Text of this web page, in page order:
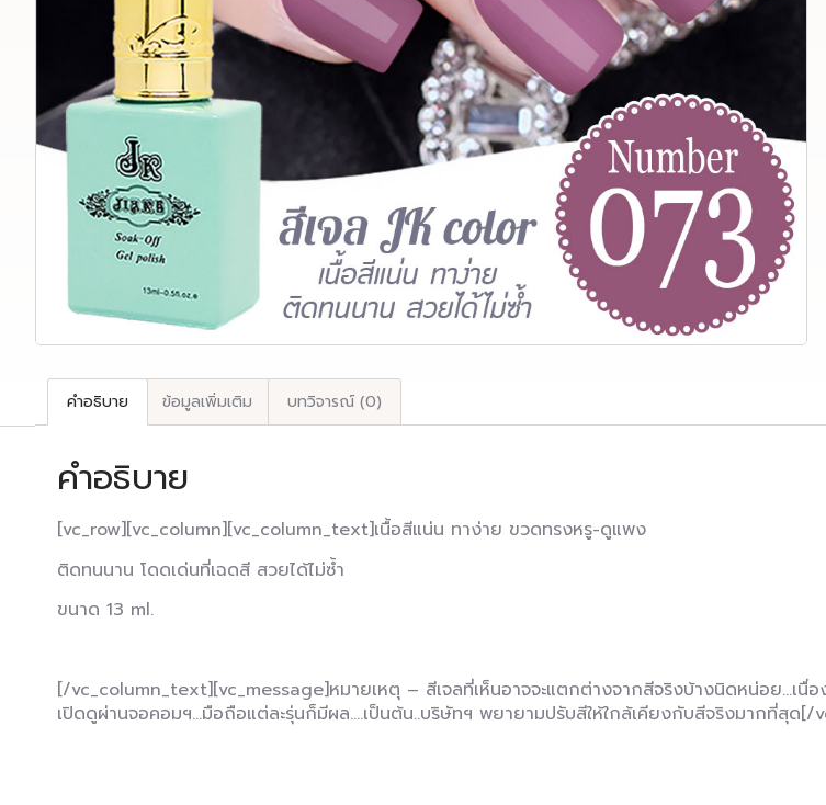
คำอธิบาย ข้อมูลเพิ่มเติม บทวิจารณ์ (0)
คำอธิบาย
[vc_row][vc_column][vc_column_text]เนื้อสีแน่น ทาง่าย ขวดทรงหรู-ดูแพง
ติดทนนาน โดดเด่นที่เฉดสี สวยได้ไม่ซ้ำ
ขนาด 13 ml.
[/vc_column_text][vc_message]หมายเหตุ – สีเจลที่เห็นอาจจะแตกต่างจากสีจริงบ้างนิดหน่อย…เนื่อ
เปิดดูผ่านจอคอมฯ…มือถือแต่ละรุ่นก็มีผล….เป็นต้น..บริษัทฯ พยายามปรับสีให้ใกล้เคียงกับสีจริงมากที่สุด